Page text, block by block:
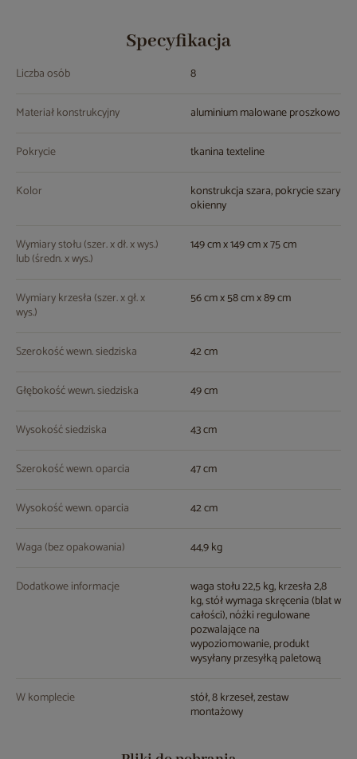
Specyfikacja
Liczba osób 8
Materiał konstrukcyjny aluminium malowane proszkowo
Pokrycie tkanina texteline
Kolor konstrukcja szara, pokrycie szary
okienny
Wymiary stołu (szer. x dł. x wys.)
lub (średn. x wys.)
149 cm x 149 cm x 75 cm
Wymiary krzesła (szer. x gł. x
wys.)
56 cm x 58 cm x 89 cm
Szerokość wewn. siedziska 42 cm
Głębokość wewn. siedziska 49 cm
Wysokość siedziska 43 cm
Szerokość wewn. oparcia 47 cm
Wysokość wewn. oparcia 42 cm
Waga (bez opakowania) 44,9 kg
Dodatkowe informacje waga stołu 22,5 kg, krzesła 2,8
kg, stół wymaga skręcenia (blat w
całości), nóżki regulowane
pozwalające na
wypoziomowanie, produkt
wysyłany przesyłką paletową
W komplecie stół, 8 krzeseł, zestaw
montażowy